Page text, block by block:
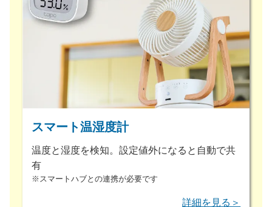
スマート温湿度計
温度と湿度を検知。設定値外になると自動で共
有
※スマートハブとの連携が必要です
詳細を見る＞